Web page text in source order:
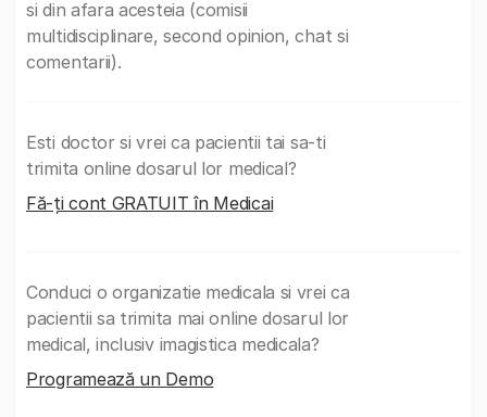
si din afara acesteia (comisii
multidisciplinare, second opinion, chat si
comentarii).
Esti doctor si vrei ca pacientii tai sa-ti
trimita online dosarul lor medical?
Fă-ți cont GRATUIT în Medicai
Conduci o organizatie medicala si vrei ca
pacientii sa trimita mai online dosarul lor
medical, inclusiv imagistica medicala?
Programează un Demo